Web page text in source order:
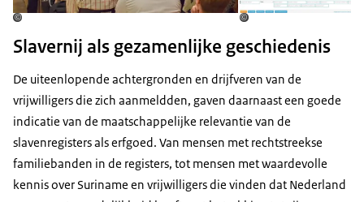
© ©
Slavernij als gezamenlijke geschiedenis
De uiteenlopende achtergronden en drijfveren van de
vrijwilligers die zich aanmeldden, gaven daarnaast een goede
indicatie van de maatschappelijke relevantie van de
slavenregisters als erfgoed. Van mensen met rechtstreekse
familiebanden in de registers, tot mensen met waardevolle
kennis over Suriname en vrijwilligers die vinden dat Nederland